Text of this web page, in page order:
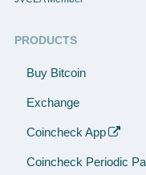
PRODUCTS
Buy Bitcoin
Exchange
Coincheck App
Coincheck Periodic